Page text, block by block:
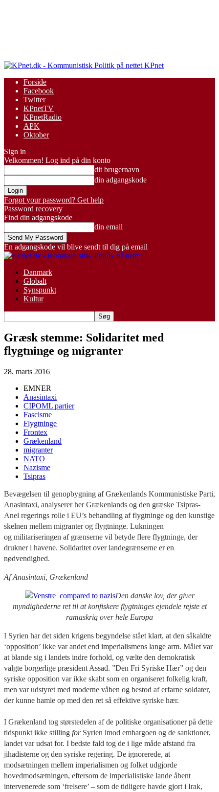
KPnet
Forside
Facebook
Twitter
KPnetTV
KPnetRadio
APK
Oktober
Sign in
Velkommen! Log ind på din konto
dit brugernavn
din adgangskode
Forgot your password? Get help
Password recovery
Find din adgangskode
din email
En adgangskode vil blive sendt til dig på email
Danmark
Globalt
Synspunkt
Kultur
Græsk stemme: Solidaritet med
flygtninge og migranter
28. marts 2016
EMNER
Anasintaxi
CIPOML partier
Fascisme
Flygtninge
Frontex
Grækenland
migranter
NATO
Nazisme
Tsipras
Bevægelsen til genopbygning af Grækenlands Kommunistiske Parti,
Anasintaxi, analyserer her Grækenlands og den græske Tsipras-
Anel regerings rolle i EU’s behandling af flygtninge og den kunstige
skelnen mellem migranter og flygtninge. Lukningen
og militariseringen af grænserne vil betyde flere flygtninge, der
drukner i havene. Solidaritet over landegrænserne er en
nødvendighed.
Af Anasintaxi, Grækenland
Den danske lov, der giver
myndighederne ret til at konfiskere flygtninges ejendele rejste et
ramaskrig over hele Europa
I Syrien har det siden krigens begyndelse stået klart, at den såkaldte
‘opposition’ ikke var andet end imperialismens lange arm. Målet var
at blande sig i landets indre forhold, og vælte den demokratisk
valgte borgerlige præsident Assad. ”Den Fri Syriske Hær” og den
syriske opposition var ikke skabt som en organiseret folkelig kraft,
men var udstyret med moderne våben og bestod af erfarne soldater,
der kunne hamle op med den ret så effektive syriske hær.
I Grækenland tog størstedelen af de politiske organisationer på dette
tidspunkt ikke stilling for Syrien imod embargoen og de sanktioner,
landet var udsat for. I bedste fald tog de i lige måde afstand fra
jihadisterne og den syriske regering. De ignorerede, at
modsætningen mellem imperialismen og folket udgjorde
hovedmodsætningen, eftersom de imperialistiske lande åbent
intervenerede som ‘frelsere’ – som de tidligere havde gjort i Irak,